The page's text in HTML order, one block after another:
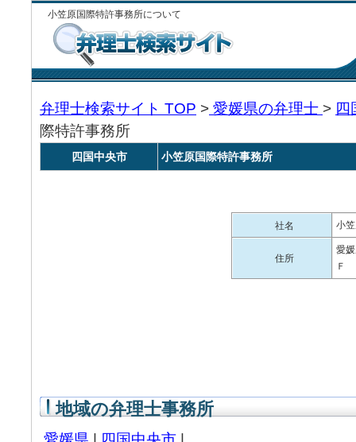
小笠原国際特許事務所について
弁理士検索サイト TOP > 愛媛県の弁理士 > 四
際特許事務所
四国中央市 小笠原国際特許事務所
社名 小
住所
愛
Ｆ
地域の弁理士事務所